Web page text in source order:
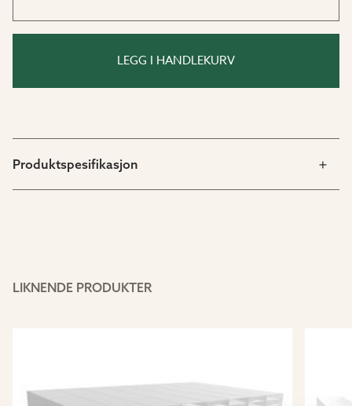
LEGG I HANDLEKURV
Produktspesifikasjon
LIKNENDE PRODUKTER